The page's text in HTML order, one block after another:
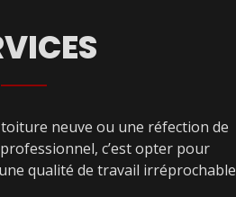
neuve ou une réfection de
c’est opter pour
qualité de travail irréprochable